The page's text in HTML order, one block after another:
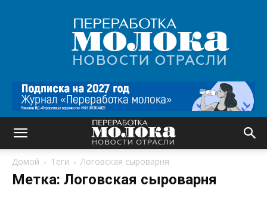
Переработка
молока
|
Новости
Домой Теги Логовская сыроварня
Метка: Логовская сыроварня